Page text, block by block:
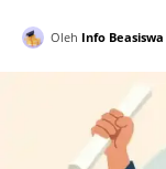
Oleh Info Beasiswa